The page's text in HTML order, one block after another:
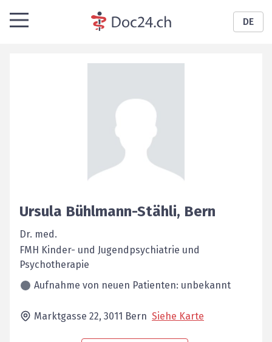
DE
Ursula Bühlmann-Stähli, Bern
Dr. med.
FMH Kinder- und Jugendpsychiatrie und
Psychotherapie
Aufnahme von neuen Patienten: unbekannt
Marktgasse 22, 3011 Bern Siehe Karte